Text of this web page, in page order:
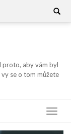
Search
proto, aby vám byl
se o tom můžete